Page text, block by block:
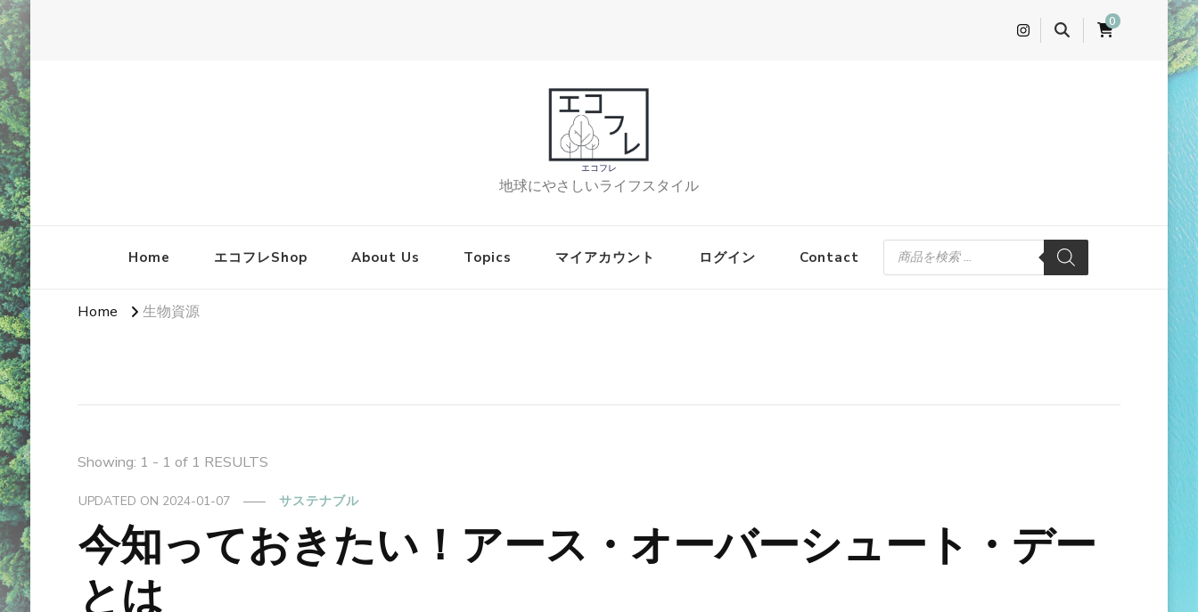
0
エコフレ
地球にやさしいライフスタイル
Home エコフレShop About Us Topics マイアカウント ログイン Contact
商
検
Home 生物資源
Showing: 1 - 1 of 1 RESULTS
UPDATED ON 2024-01-07 サステナブル
今知っておきたい！アース・オーバーシュート・デー
とは